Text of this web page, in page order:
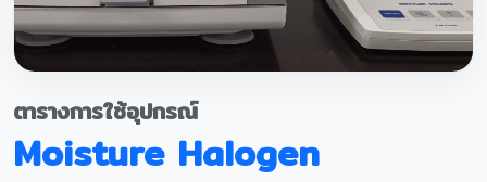
ตารางการใช้อุปกรณ์
Moisture Halogen